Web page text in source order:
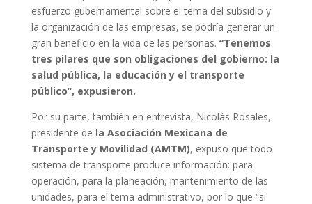
esfuerzo gubernamental sobre el tema del subsidio y
la organización de las empresas, se podría generar un
gran beneficio en la vida de las personas. “Tenemos
tres pilares que son obligaciones del gobierno: la
salud pública, la educación y el transporte
público”, expusieron.
Por su parte, también en entrevista, Nicolás Rosales,
presidente de la Asociación Mexicana de
Transporte y Movilidad (AMTM), expuso que todo
sistema de transporte produce información: para
operación, para la planeación, mantenimiento de las
unidades, para el tema administrativo, por lo que “si